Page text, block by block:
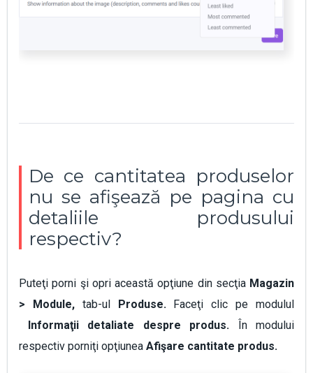
De ce cantitatea produselor
nu se afişează pe pagina cu
detaliile produsului
respectiv?
Puteţi porni şi opri această opţiune din secţia Magazin
> Module, tab-ul Produse. Faceţi clic pe modulul
Informaţii detaliate despre produs. În modului
respectiv porniţi opţiunea Afişare cantitate produs.